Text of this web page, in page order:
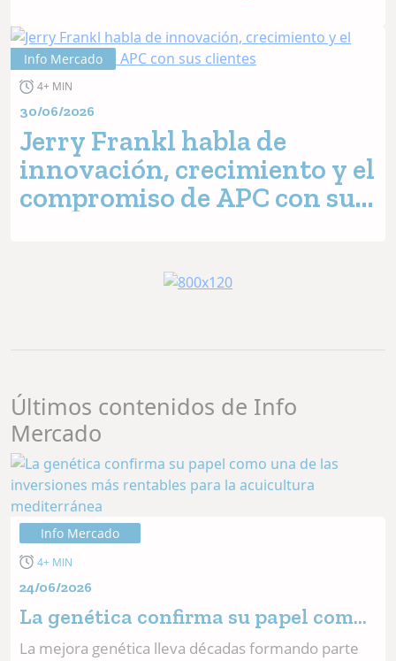
Info Mercado
4+ MIN
30/06/2026
Jerry Frankl habla de
innovación, crecimiento y el
compromiso de APC con sus
Últimos contenidos de Info
Mercado
Info Mercado
4+ MIN
24/06/2026
La genética confirma su papel como
una de las inversiones más rentables
La mejora genética lleva décadas formando parte